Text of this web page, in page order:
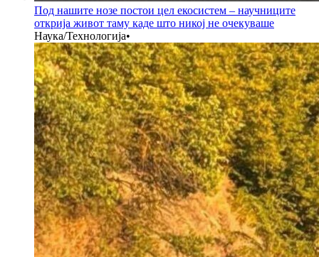
Под нашите нозе постои цел екосистем – научниците
открија живот таму каде што никој не очекуваше
Наука/Технологија•